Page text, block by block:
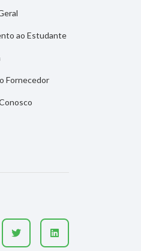
ao Estudante
Fornecedor